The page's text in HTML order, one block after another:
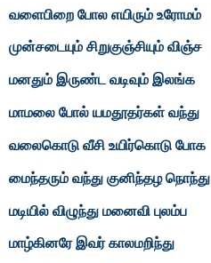
வளைபிறை போல எயிரும் உரோமம்
முன்சடையும் சிறுகுஞ்சியும் விஞ்ச
மனதும் இருண்ட வடிவும் இலங்க
மாமலை போல் யமதூதர்கள் வந்து
வலைகொடு வீசி உயிர்கொடு போக
மைந்தரும் வந்து குனிந்தழ நொந்து
மடியில் விழுந்து மனைவி புலம்ப
மாழ்கினரே இவர் காலமறிந்து